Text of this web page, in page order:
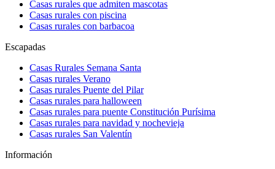
Casas rurales que admiten mascotas
Casas rurales con piscina
Casas rurales con barbacoa
Escapadas
Casas Rurales Semana Santa
Casas rurales Verano
Casas rurales Puente del Pilar
Casas rurales para halloween
Casas rurales para puente Constitución Purísima
Casas rurales para navidad y nochevieja
Casas rurales San Valentín
Información